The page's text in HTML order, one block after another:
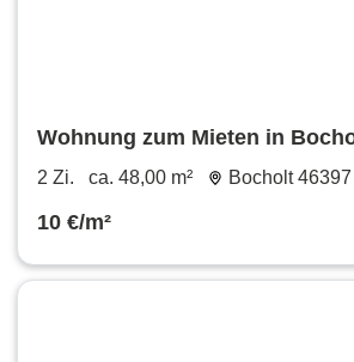
Wohnung zum Mieten in
2 Zi. ca. 48,00 m² Bocholt 46397
10 €/m²